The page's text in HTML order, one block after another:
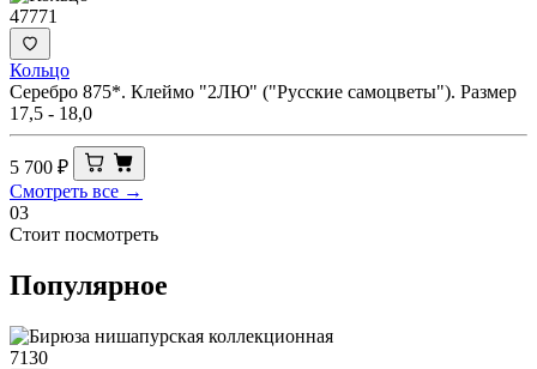
47771
Кольцо
Серебро 875*. Клеймо "2ЛЮ" ("Русские самоцветы"). Размер
17,5 - 18,0
5 700 ₽
Смотреть все →
03
Стоит посмотреть
Популярное
7130